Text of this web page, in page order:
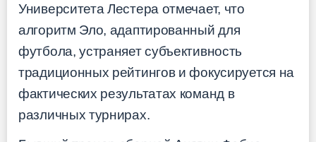
Университета Лестера отмечает, что
алгоритм Эло, адаптированный для
футбола, устраняет субъективность
традиционных рейтингов и фокусируется на
фактических результатах команд в
различных турнирах.